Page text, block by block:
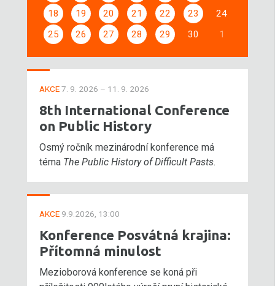
18
19 20 21 22 23
24
25
26 27 28 29 30 1
AKCE7. 9. 2026 – 11. 9. 2026
8th International Conference
on Public History
Osmý ročník mezinárodní konference má
téma The Public History of Difficult Pasts.
AKCE 9.9.2026, 13:00
Konference Posvátná krajina:
Přítomná minulost
Mezioborová konference se koná při